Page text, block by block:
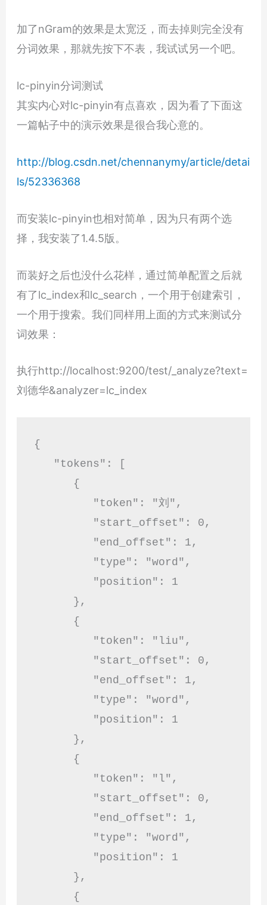
加了nGram的效果是太宽泛，而去掉则完全没有
分词效果，那就先按下不表，我试试另一个吧。
lc-pinyin分词测试
其实内心对lc-pinyin有点喜欢，因为看了下面这
一篇帖子中的演示效果是很合我心意的。
http://blog.csdn.net/chennanymy/article/detai
ls/52336368
而安装lc-pinyin也相对简单，因为只有两个选
择，我安装了1.4.5版。
而装好之后也没什么花样，通过简单配置之后就
有了lc_index和lc_search，一个用于创建索引，
一个用于搜索。我们同样用上面的方式来测试分
词效果：
执行http://localhost:9200/test/_analyze?text=
刘德华&analyzer=lc_index
{
   "tokens": [
      {
         "token": "刘",
         "start_offset": 0,
         "end_offset": 1,
         "type": "word",
         "position": 1
      },
      {
         "token": "liu",
         "start_offset": 0,
         "end_offset": 1,
         "type": "word",
         "position": 1
      },
      {
         "token": "l",
         "start_offset": 0,
         "end_offset": 1,
         "type": "word",
         "position": 1
      },
      {